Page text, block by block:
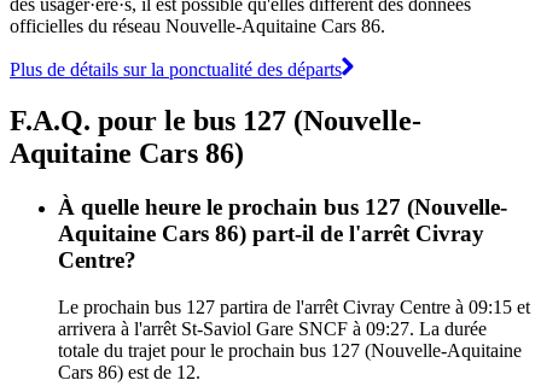
des usager·ère·s, il est possible qu'elles diffèrent des données
officielles du réseau Nouvelle-Aquitaine Cars 86.
Plus de détails sur la ponctualité des départs
F.A.Q. pour le bus 127 (Nouvelle-
Aquitaine Cars 86)
À quelle heure le prochain bus 127 (Nouvelle-
Aquitaine Cars 86) part-il de l'arrêt Civray
Centre?
Le prochain bus 127 partira de l'arrêt Civray Centre à 09:15 et
arrivera à l'arrêt St-Saviol Gare SNCF à 09:27. La durée
totale du trajet pour le prochain bus 127 (Nouvelle-Aquitaine
Cars 86) est de 12.